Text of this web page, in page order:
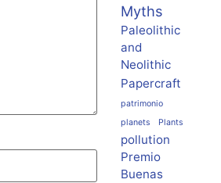
Myths
Paleolithic
and
Neolithic
Papercraft
patrimonio
planets
Plants
pollution
Premio
Buenas